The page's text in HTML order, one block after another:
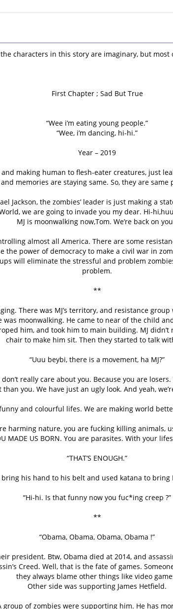
characters in this story are imaginary, but most
First Chapter ; Sad But True
“Wee i’m eating young people.”
“Wee, i’m dancing, hi-hi.”
Year – 2019
making human to flesh-eater creatures, just
memories are staying same. So, they are
Jackson, the zombies’ leader is just making a
World, we are going to invade you my dear. Hi-
MJ is moonwalking now,Tom. We’re back on
almost all America. There are some
the power of democracy to make a civil war in
will eliminate the stressful and problem
problem.
**
There was MJ’s territory, and resistance
moonwalking. He came to near of the child
him, and took him to main building. MJ
chair to make him sit. Then they started to talk
“Uuu beybi, there is a movement, ha MJ?”
really care about you. Because you are
you. We have just an ugly look. And yeah,
and colourful lifes. We are making world
harming nature, you are fucking killing
MADE US BORN. You are parasites. With your
“THAT’S ENOUGH.”
his hand to his belt and used katana to bring
“Hi-hi. Is that funny now you fuc*ing creep ?”
**
“Obama, Obama, Obama, Obama !”
president. Btw, Obama died at 2014, and
Creed. Well, that is the fate of games.
they always blame other things like video
Other side was supporting James Hetfield.
group of zombies were supporting him. He has